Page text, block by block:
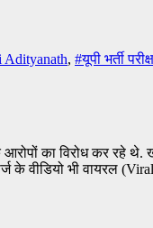
Adityanath, #यूपी भर्ती
का विरोध कर रहे
के वीडियो भी वायरल